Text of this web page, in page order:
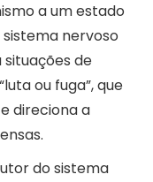
a um estado
nervoso
de
ou fuga”, que
direciona a
do sistema